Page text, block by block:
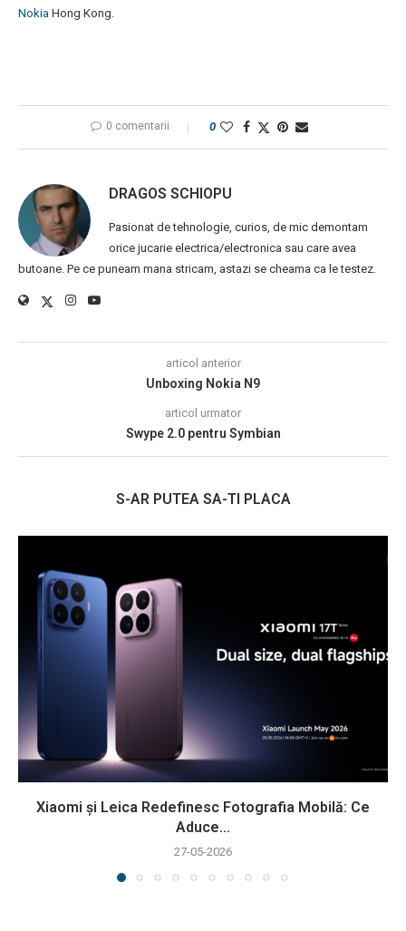
Nokia Hong Kong.
0 comentarii 0
DRAGOS SCHIOPU
Pasionat de tehnologie, curios, de mic demontam
orice jucarie electrica/electronica sau care avea
butoane. Pe ce puneam mana stricam, astazi se cheama ca le testez.
articol anterior
Unboxing Nokia N9
articol urmator
Swype 2.0 pentru Symbian
S-AR PUTEA SA-TI PLACA
Xiaomi și Leica Redefinesc Fotografia Mobilă: Ce
Aduce...
27-05-2026